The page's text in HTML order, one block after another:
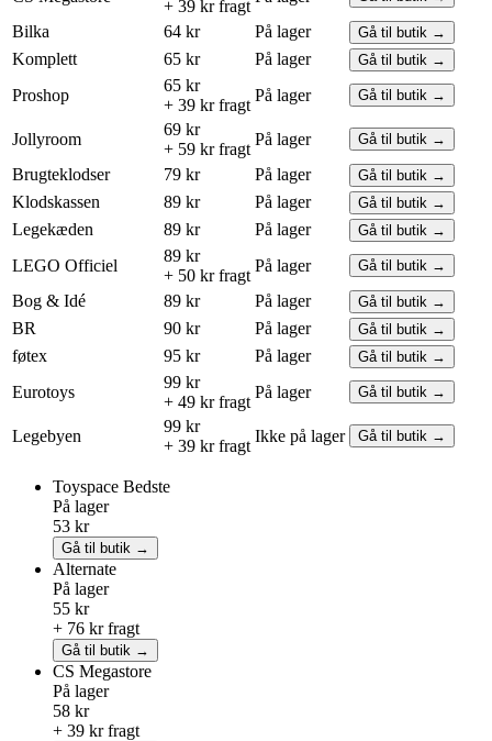
+ 39 kr fragt
Bilka 64 kr På lager Gå til butik →
Komplett 65 kr På lager Gå til butik →
Proshop
65 kr
+ 39 kr fragt
På lager Gå til butik →
Jollyroom
69 kr
+ 59 kr fragt
På lager Gå til butik →
Brugteklodser 79 kr På lager Gå til butik →
Klodskassen 89 kr På lager Gå til butik →
Legekæden 89 kr På lager Gå til butik →
LEGO Officiel
89 kr
+ 50 kr fragt
På lager Gå til butik →
Bog & Idé 89 kr På lager Gå til butik →
BR 90 kr På lager Gå til butik →
føtex 95 kr På lager Gå til butik →
Eurotoys
99 kr
+ 49 kr fragt
På lager Gå til butik →
Legebyen
99 kr
+ 39 kr fragt
Ikke på lager Gå til butik →
Toyspace Bedste
På lager
53 kr
Gå til butik →
Alternate
På lager
55 kr
+ 76 kr fragt
Gå til butik →
CS Megastore
På lager
58 kr
+ 39 kr fragt